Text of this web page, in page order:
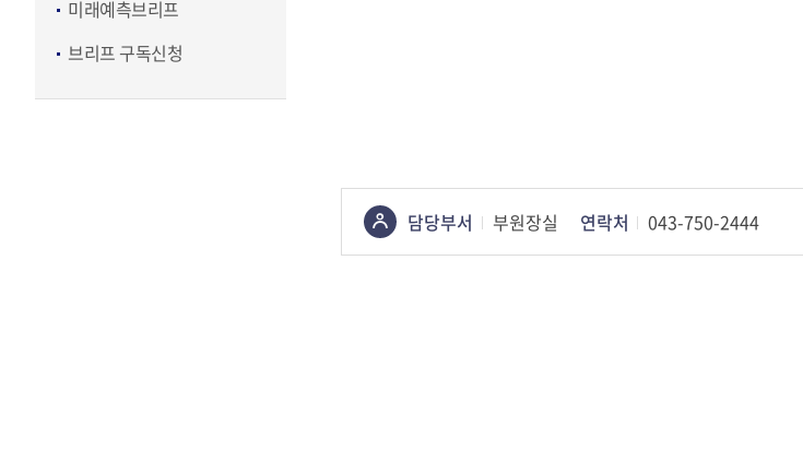
미래예측브리프
브리프 구독신청
콘텐츠
정보책임자
담당부서 부원장실 연락처 043-750-2444